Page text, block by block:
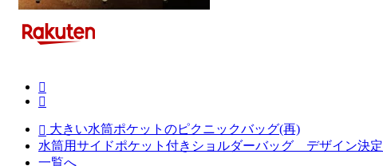
ェ
ア
シ
ェ
大きい水筒ポケットのピクニックバッグ(再)
水筒用サイドポケット付きショルダーバッグ デザイン決定
一覧へ